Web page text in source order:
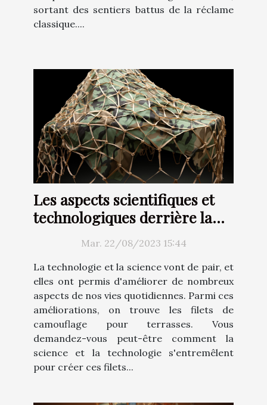
sortant des sentiers battus de la réclame
classique....
Les aspects scientifiques et
technologiques derrière la
fabrication des filets de
camouflage pour terrasses
Mar. 22/08/2023 15:44
La technologie et la science vont de pair, et
elles ont permis d'améliorer de nombreux
aspects de nos vies quotidiennes. Parmi ces
améliorations, on trouve les filets de
camouflage pour terrasses. Vous
demandez-vous peut-être comment la
science et la technologie s'entremêlent
pour créer ces filets...